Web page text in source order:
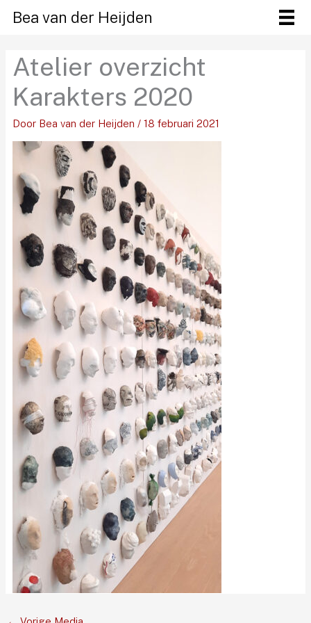
naar
inhoud
Bea van der Heijden
Atelier overzicht
Karakters 2020
Door Bea van der Heijden / 18 februari 2021